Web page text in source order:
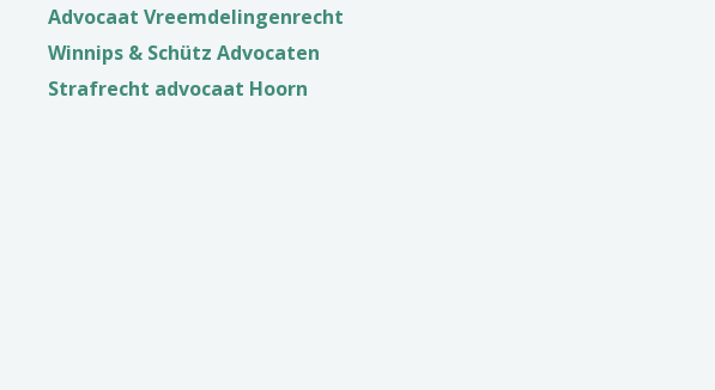
Advocaat Vreemdelingenrecht
Winnips & Schütz Advocaten
Strafrecht advocaat Hoorn